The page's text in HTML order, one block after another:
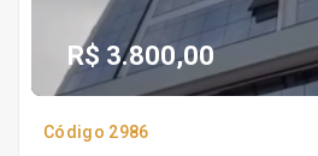
R$ 3.800,00
Código 2986